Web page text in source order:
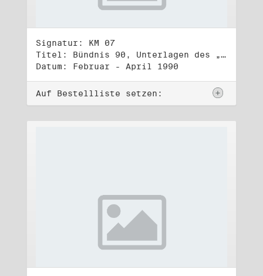
Signatur: KM 07
Titel: Bündnis 90, Unterlagen des „Bündnis 90/Bürger für Bürger“ (Wahlbündnis zur Volkskammerwahl am 18.3.1990)
Datum: Februar - April 1990
Auf Bestellliste setzen: